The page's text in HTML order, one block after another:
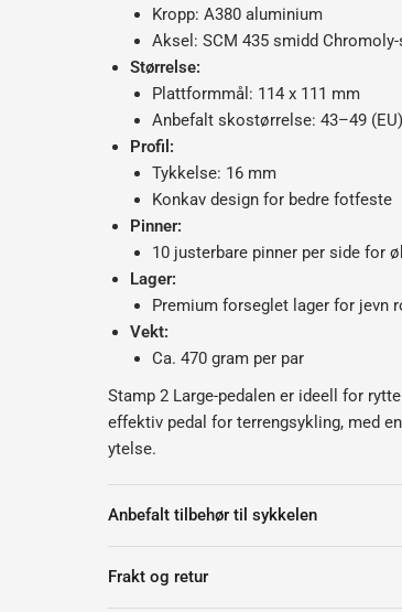
Kropp: A380 aluminium
Aksel: SCM 435 smidd Chromoly-
Størrelse:
Plattformmål: 114 x 111 mm
Anbefalt skostørrelse: 43–49 (EU)
Profil:
Tykkelse: 16 mm
Konkav design for bedre fotfeste
Pinner:
10 justerbare pinner per side for
Lager:
Premium forseglet lager for jevn
Vekt:
Ca. 470 gram per par
Stamp 2 Large-pedalen er ideell for
effektiv pedal for terrengsykling, med
ytelse.
Anbefalt tilbehør til sykkelen
Frakt og retur